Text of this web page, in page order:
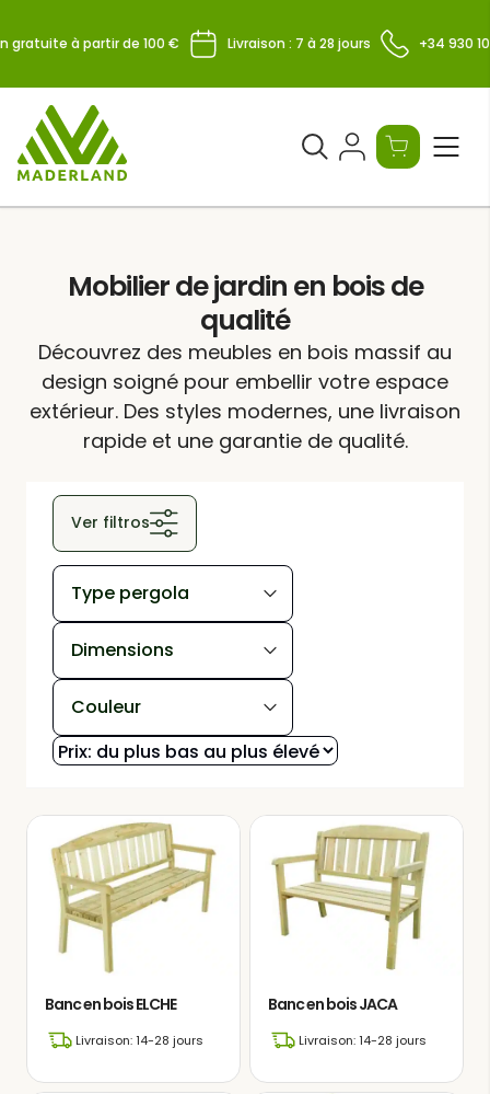
to
gratuite à partir de 100 € Livraison : 7 à 28 jours +34 930
Ouvrir
formulaire
Mobilier de jardin en bois de
qualité
Découvrez des meubles en bois massif au
design soigné pour embellir votre espace
extérieur. Des styles modernes, une livraison
rapide et une garantie de qualité.
Ver filtros
Type pergola
Dimensions
Couleur
Banc en bois ELCHE
Livraison: 14-28 jours
Banc en bois JACA
Livraison: 14-28 jours